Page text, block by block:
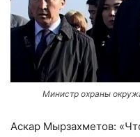
Министр охраны
Аскар Мырзахметов: